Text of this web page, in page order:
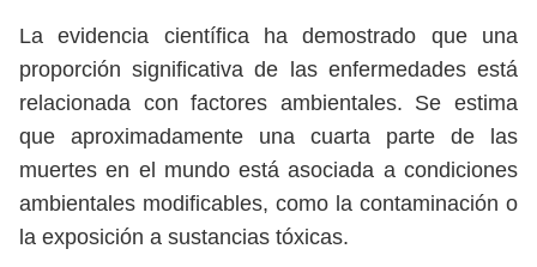
La evidencia científica ha demostrado que una
proporción significativa de las enfermedades está
relacionada con factores ambientales. Se estima
que aproximadamente una cuarta parte de las
muertes en el mundo está asociada a condiciones
ambientales modificables, como la contaminación o
la exposición a sustancias tóxicas.